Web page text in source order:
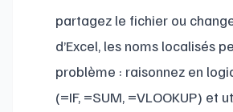
partagez le fichier ou
d’Excel, les noms localisés
problème : raisonnez en
(=IF, =SUM, =VLOOKUP) et